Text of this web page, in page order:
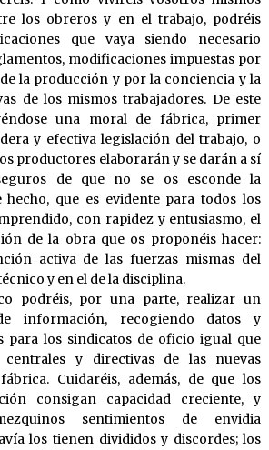
los obreros y en el trabajo, podréis
que vaya siendo necesario
modificaciones impuestas por
la producción y por la conciencia y la
de los mismos trabajadores. De este
una moral de fábrica, primer
y efectiva legislación del trabajo, o
productores elaborarán y se darán a sí
de que no se os esconde la
hecho, que es evidente para todos los
con rapidez y entusiasmo, el
de la obra que os proponéis hacer:
activa de las fuerzas mismas del
y en el de la disciplina.
podréis, por una parte, realizar un
información, recogiendo datos y
para los sindicatos de oficio igual que
centrales y directivas de las nuevas
Cuidaréis, además, de que los
consigan capacidad creciente, y
sentimientos de envidia
los tienen divididos y discordes; los